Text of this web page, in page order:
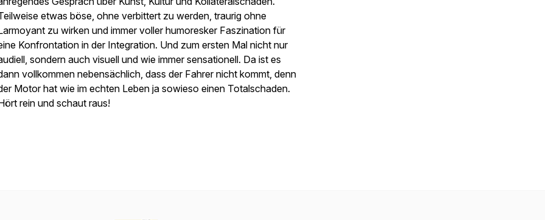
etwas böse, ohne verbittert zu werden, traurig ohne
zu wirken und immer voller humoresker Faszination für
Konfrontation in der Integration. Und zum ersten Mal nicht nur
sondern auch visuell und wie immer sensationell. Da ist es
vollkommen nebensächlich, dass der Fahrer nicht kommt, denn
Motor hat wie im echten Leben ja sowieso einen Totalschaden.
rein und schaut raus!